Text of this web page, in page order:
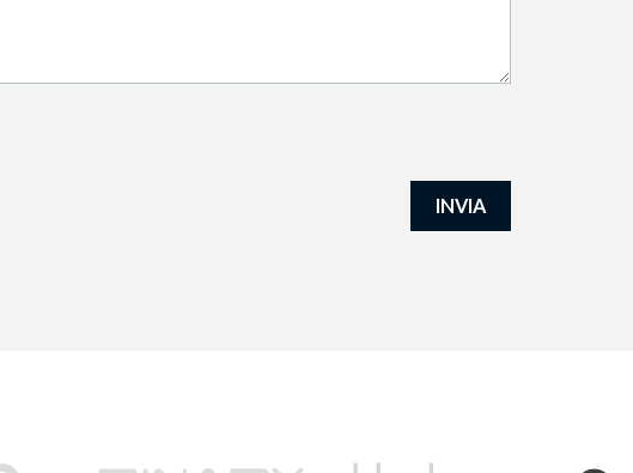
INVIA